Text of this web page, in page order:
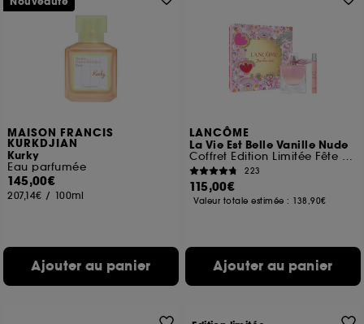
MAISON FRANCIS
KURKDJIAN
Kurky
Eau parfumée
145,00€
207,14€ / 100ml
Ajouter au panier
LANCÔME
La Vie Est Belle Vanille Nude
Coffret Edition Limitée Fête des Mères
223
115,00€
Valeur totale estimée : 138,90€
Ajouter au panier